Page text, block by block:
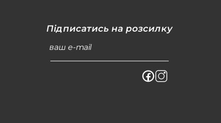
Підписатись на розсилку
ваш e-mail